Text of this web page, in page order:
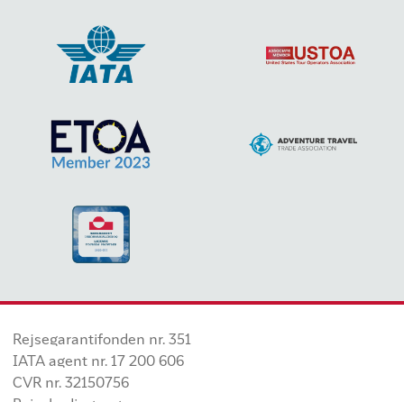
Rejsegarantifonden nr. 351
IATA agent nr. 17 200 606
CVR nr. 32150756